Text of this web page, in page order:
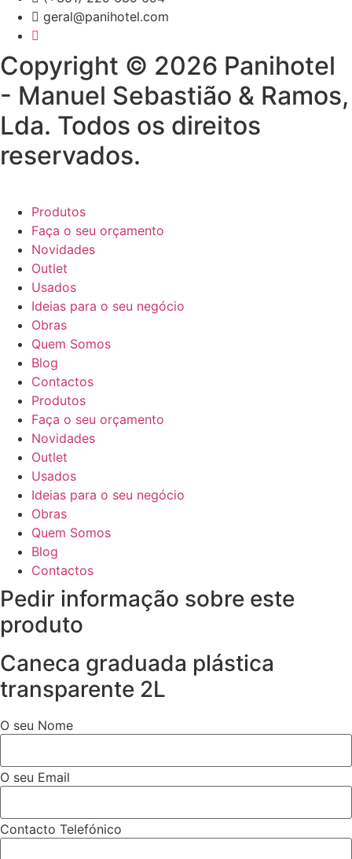
geral@panihotel.com
Copyright © 2026 Panihotel
- Manuel Sebastião & Ramos,
Lda. Todos os direitos
reservados.
Produtos
Faça o seu orçamento
Novidades
Outlet
Usados
Ideias para o seu negócio
Obras
Quem Somos
Blog
Contactos
Produtos
Faça o seu orçamento
Novidades
Outlet
Usados
Ideias para o seu negócio
Obras
Quem Somos
Blog
Contactos
Pedir informação sobre este
produto
Caneca graduada plástica
transparente 2L
O seu Nome
O seu Email
Contacto Telefónico